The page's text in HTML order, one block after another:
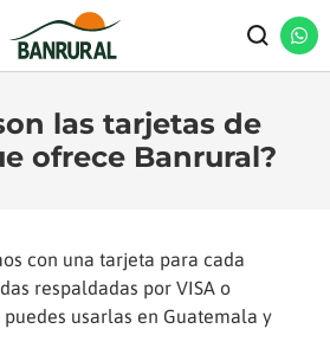
las tarjetas de
ofrece Banrural?
con una tarjeta para cada
respaldadas por VISA o
usarlas en Guatemala y